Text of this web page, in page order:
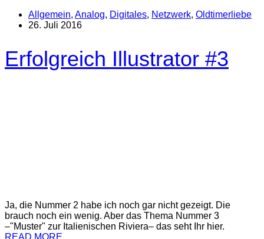
Allgemein, Analog, Digitales, Netzwerk, Oldtimerliebe
26. Juli 2016
Erfolgreich Illustrator #3
Ja, die Nummer 2 habe ich noch gar nicht gezeigt. Die
brauch noch ein wenig. Aber das Thema Nummer 3
–"Muster" zur Italienischen Riviera– das seht Ihr hier.
READ MORE